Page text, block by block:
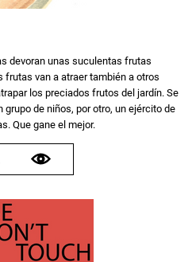
devoran unas suculentas frutas
frutas van a atraer también a otros
los preciados frutos del jardín. Se
grupo de niños, por otro, un ejército de
Que gane el mejor.